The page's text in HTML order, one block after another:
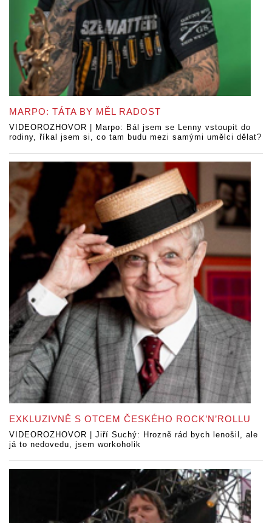
MARPO: TÁTA BY MĚL RADOST
VIDEOROZHOVOR | Marpo: Bál jsem se Lenny vstoupit do
rodiny, říkal jsem si, co tam budu mezi samými umělci dělat?
EXKLUZIVNĚ S OTCEM ČESKÉHO ROCK’N’ROLLU
VIDEOROZHOVOR | Jiří Suchý: Hrozně rád bych lenošil, ale
já to nedovedu, jsem workoholik